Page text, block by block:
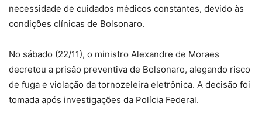
necessidade de cuidados médicos constantes, devido às
condições clínicas de Bolsonaro.
No sábado (22/11), o ministro Alexandre de Moraes
decretou a prisão preventiva de Bolsonaro, alegando risco
de fuga e violação da tornozeleira eletrônica. A decisão foi
tomada após investigações da Polícia Federal.